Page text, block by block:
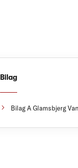
Bilag
Bilag A Glamsbjerg